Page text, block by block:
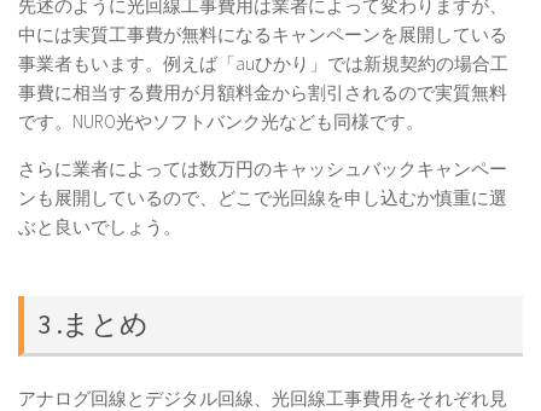
先述のように光回線工事費用は業者によって変わりますが、
中には実質工事費が無料になるキャンペーンを展開している
事業者もいます。例えば「auひかり」では新規契約の場合工
事費に相当する費用が月額料金から割引されるので実質無料
です。NURO光やソフトバンク光なども同様です。
さらに業者によっては数万円のキャッシュバックキャンペー
ンも展開しているので、どこで光回線を申し込むか慎重に選
ぶと良いでしょう。
3 .まとめ
アナログ回線とデジタル回線、光回線工事費用をそれぞれ見